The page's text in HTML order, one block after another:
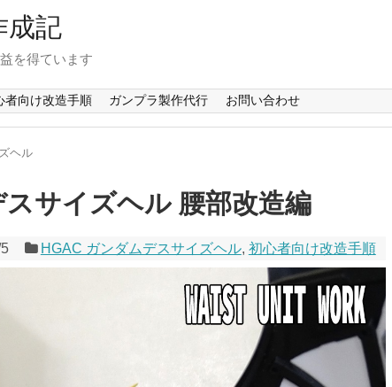
成記
を得ています
者向け改造手順 ガンプラ製作代行 お問い合わせ
ヘル
サイズヘル 腰部改造編
HGAC ガンダムデスサイズヘル, 初心者向け改造手順